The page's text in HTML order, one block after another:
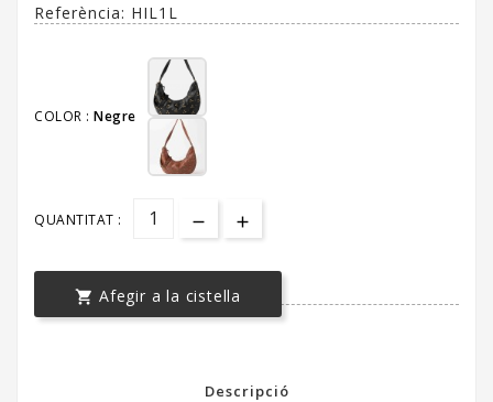
Referència: HIL1L
COLOR : Negre
QUANTITAT :
 Afegir a la cistella
Descripció